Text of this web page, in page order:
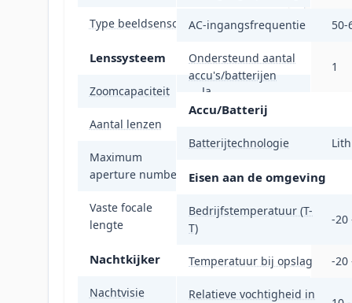
Type beeldsensor CMOS
Lenssysteem
Zoomcapaciteit Ja
Aantal lenzen
Maximum
aperture number
Vaste focale
lengte
4 mm
Nachtkijker
Nachtvisie Ja
AC-ingangsfrequentie 50-
Ondersteund aantal
accu's/batterijen
1
Accu/Batterij
Batterijtechnologie
Eisen aan de omgeving
Bedrijfstemperatuur (T-
T)
-20
Temperatuur bij opslag -20
Relatieve vochtigheid in